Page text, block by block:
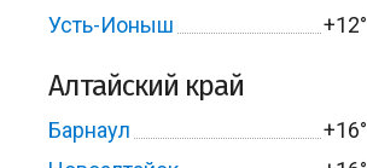
Усть-Ионыш
+12°
Алтайский край
Барнаул +16°